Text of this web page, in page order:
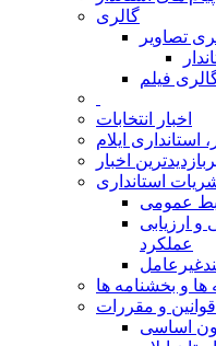
گالری
تصاویر
فیلم
اخبار انتخابات
استانداری ایلام
اخبار
استانداری
عمومی
ارزيابی
عملکرد
ها و بخشنامه ها
قوانین و مقررات
اساسی